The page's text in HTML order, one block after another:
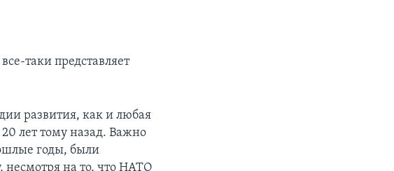
таки представляет
развития, как и любая
лет тому назад. Важно
годы, были
несмотря на то, что НАТО